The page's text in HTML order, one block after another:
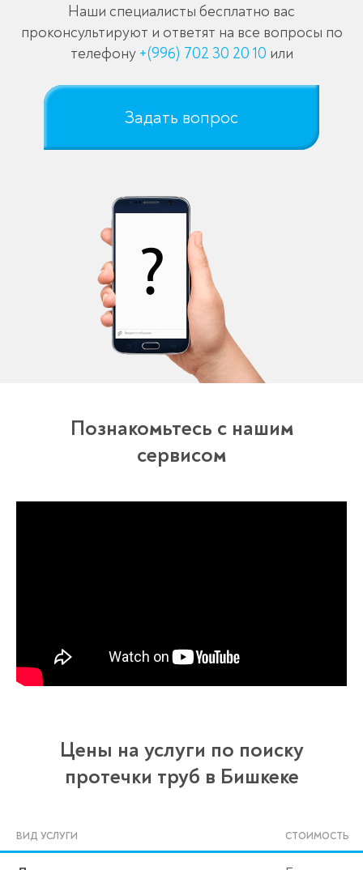
Наши специалисты бесплатно вас
проконсультируют и ответят на все вопросы по
телефону +(996) 702 30 20 10 или
Задать вопрос
Познакомьтесь с нашим
сервисом
Цены на услуги по поиску
протечки труб в Бишкеке
ВИД УСЛУГИ СТОИМОСТЬ